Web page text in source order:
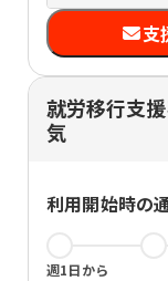
支
就労移行支
気
利用開始時の
週1日から